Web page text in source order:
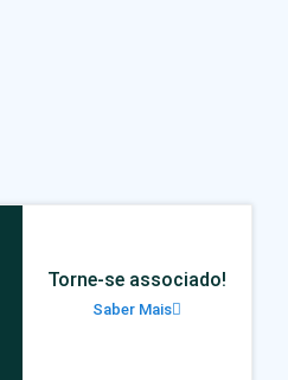
Torne-se associado!
Saber Mais